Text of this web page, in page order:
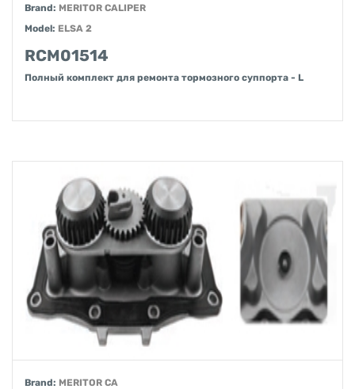
Brand: MERITOR CALIPER
Model: ELSA 2
RCM01514
Полный комплект для ремонта тормозного суппорта - L
Brand: MERITOR CA